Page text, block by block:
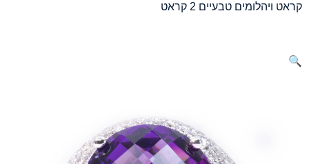
קראט ויהלומים טבעיים 2 קראט
🔍